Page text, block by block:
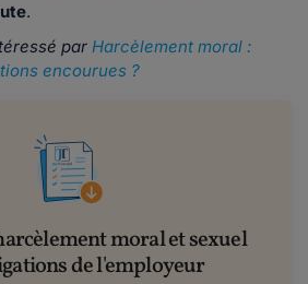
.
par Harcèlement moral :
encourues ?
moral et sexuel
de l'employeur